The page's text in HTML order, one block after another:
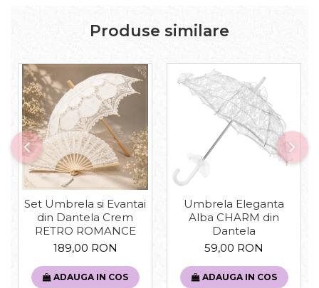
Produse similare
Set Umbrela si Evantai
din Dantela Crem
RETRO ROMANCE
189,00 RON
ADAUGA IN COS
Umbrela Eleganta
Alba CHARM din
Dantela
59,00 RON
ADAUGA IN COS